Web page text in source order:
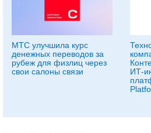
МТС улучшила курс
денежных переводов за
рубеж для физлиц через
свои салоны связи
ИТ-